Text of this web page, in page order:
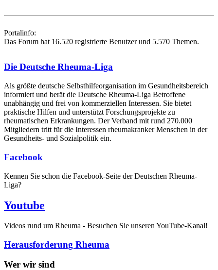
Portalinfo:
Das Forum hat 16.520 registrierte Benutzer und 5.570 Themen.
Die Deutsche Rheuma-Liga
Als größte deutsche Selbsthilfe­organisation im Gesundheitsbereich
informiert und berät die Deutsche Rheuma-Liga Betroffene
unabhängig und frei von kommerziellen Interessen. Sie bietet
praktische Hilfen und unterstützt Forschungsprojekte zu
rheumatischen Erkrankungen. Der Verband mit rund 270.000
Mitgliedern tritt für die Interessen rheumakranker Menschen in der
Gesundheits- und Sozialpolitik ein.
Facebook
Kennen Sie schon die Facebook-Seite der Deutschen Rheuma-
Liga?
Youtube
Videos rund um Rheuma - Besuchen Sie unseren YouTube-Kanal!
Herausforderung Rheuma
Wer wir sind